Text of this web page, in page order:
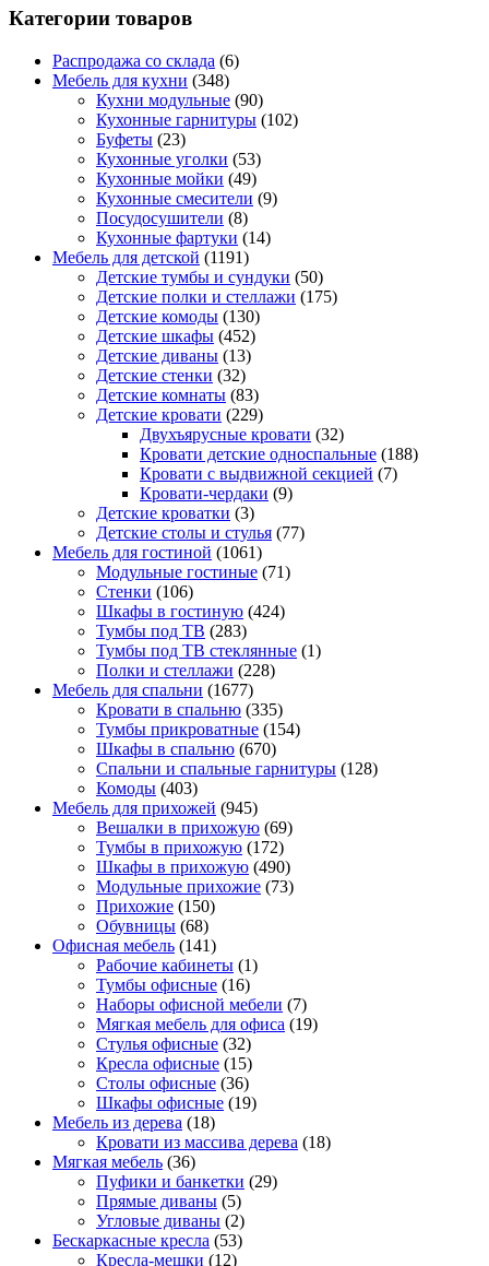
Категории товаров
Распродажа со склада (6)
Мебель для кухни (348)
Кухни модульные (90)
Кухонные гарнитуры (102)
Буфеты (23)
Кухонные уголки (53)
Кухонные мойки (49)
Кухонные смесители (9)
Посудосушители (8)
Кухонные фартуки (14)
Мебель для детской (1191)
Детские тумбы и сундуки (50)
Детские полки и стеллажи (175)
Детские комоды (130)
Детские шкафы (452)
Детские диваны (13)
Детские стенки (32)
Детские комнаты (83)
Детские кровати (229)
Двухъярусные кровати (32)
Кровати детские односпальные (188)
Кровати с выдвижной секцией (7)
Кровати-чердаки (9)
Детские кроватки (3)
Детские столы и стулья (77)
Мебель для гостиной (1061)
Модульные гостиные (71)
Стенки (106)
Шкафы в гостиную (424)
Тумбы под ТВ (283)
Тумбы под ТВ стеклянные (1)
Полки и стеллажи (228)
Мебель для спальни (1677)
Кровати в спальню (335)
Тумбы прикроватные (154)
Шкафы в спальню (670)
Спальни и спальные гарнитуры (128)
Комоды (403)
Мебель для прихожей (945)
Вешалки в прихожую (69)
Тумбы в прихожую (172)
Шкафы в прихожую (490)
Модульные прихожие (73)
Прихожие (150)
Обувницы (68)
Офисная мебель (141)
Рабочие кабинеты (1)
Тумбы офисные (16)
Наборы офисной мебели (7)
Мягкая мебель для офиса (19)
Стулья офисные (32)
Кресла офисные (15)
Столы офисные (36)
Шкафы офисные (19)
Мебель из дерева (18)
Кровати из массива дерева (18)
Мягкая мебель (36)
Пуфики и банкетки (29)
Прямые диваны (5)
Угловые диваны (2)
Бескаркасные кресла (53)
Кресла-мешки (12)